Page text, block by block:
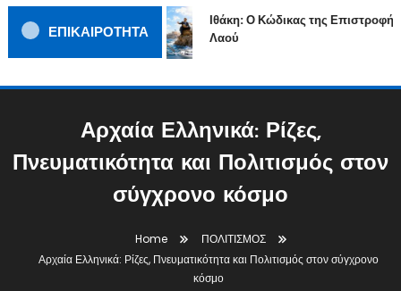
ΕΠΙΚΑΙΡΟΤΗΤΑ
Ιθάκη: Ο Κώδικας της Επιστροφής
Λαού
Αρχαία Ελληνικά: Ρίζες,
Πνευματικότητα και Πολιτισμός στον
σύγχρονο κόσμο
Home
ΠΟΛΙΤΙΣΜΟΣ
Αρχαία Ελληνικά: Ρίζες, Πνευματικότητα και Πολιτισμός στον σύγχρονο
κόσμο